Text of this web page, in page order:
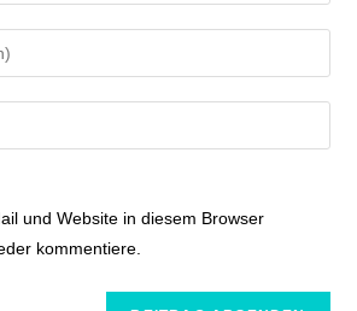
und Website in diesem Browser
kommentiere.